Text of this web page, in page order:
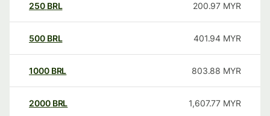
250 BRL 200.97 MYR
500 BRL 401.94 MYR
1000 BRL 803.88 MYR
2000 BRL 1,607.77 MYR